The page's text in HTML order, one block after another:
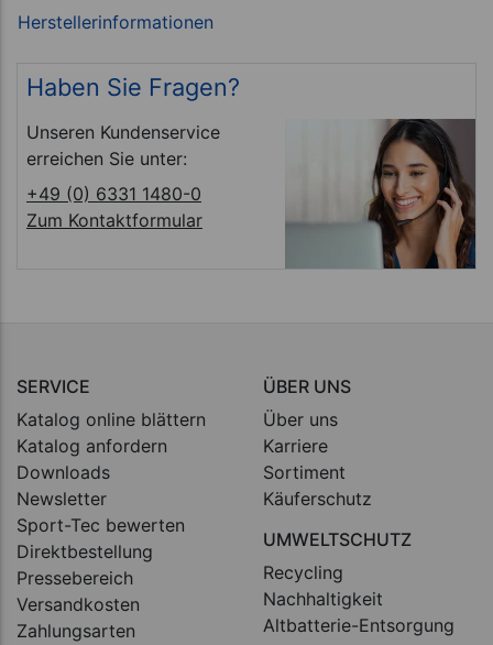
Haben Sie Fragen?
Unseren Kundenservice
erreichen Sie unter:
+49 (0) 6331 1480-0
Zum Kontaktformular
SERVICE
Katalog online blättern
Katalog anfordern
Downloads
Newsletter
Sport-Tec bewerten
Direktbestellung
Pressebereich
Versandkosten
Zahlungsarten
ÜBER UNS
Über uns
Karriere
Sortiment
Käuferschutz
UMWELTSCHUTZ
Recycling
Nachhaltigkeit
Altbatterie-Entsorgung